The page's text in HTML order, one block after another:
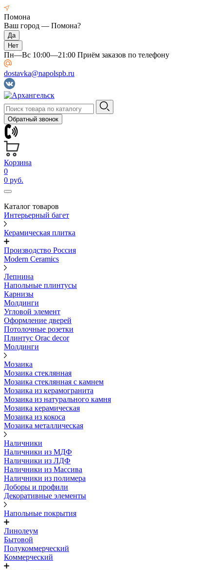
Помона
Ваш город — Помона?
Пн—Вс 10:00—21:00 Приём заказов по телефону
dostavka@napolspb.ru
Обратный звонок
Корзина
0
0 руб.
Каталог товаров
Интерьерный багет
Керамическая плитка
Производство Россия
Modern Ceramics
Лепнина
Напольные плинтусы
Карнизы
Молдинги
Угловой элемент
Оформление дверей
Потолочные розетки
Плинтус Orac decor
Молдинги
Мозаика
Мозаика стеклянная
Мозаика стеклянная с камнем
Мозаика из керамогранита
Мозаика из натурального камня
Мозаика керамическая
Мозаика из кокоса
Мозаика металлическая
Наличники
Наличники из МДФ
Наличники из ЛДФ
Наличники из Массива
Наличники из полимера
Доборы и профили
Декоративные элементы
Напольные покрытия
Линолеум
Бытовой
Полукоммерческий
Коммерческий